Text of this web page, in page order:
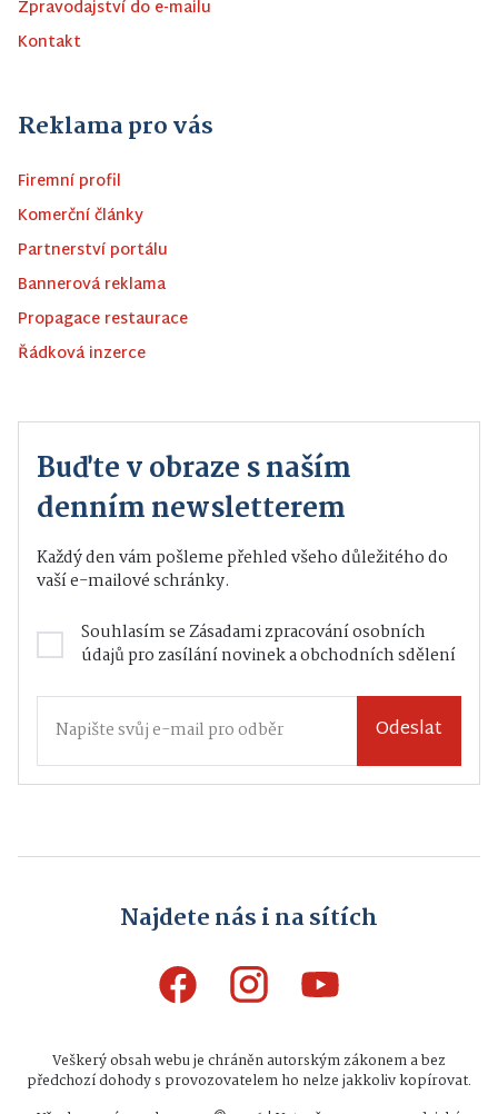
Zpravodajství do e-mailu
Kontakt
Reklama pro vás
Firemní profil
Komerční články
Partnerství portálu
Bannerová reklama
Propagace restaurace
Řádková inzerce
Buďte v obraze s naším
denním newsletterem
Každý den vám pošleme přehled všeho důležitého do
vaší e-mailové schránky.
Souhlasím seZásadami zpracování osobních
údajůpro zasílání novinek a obchodních sdělení
Odeslat
Najdete nás i na sítích
Veškerý obsah webu je chráněn autorským zákonem a bez
předchozí dohody s provozovatelem ho nelze jakkoliv kopírovat.